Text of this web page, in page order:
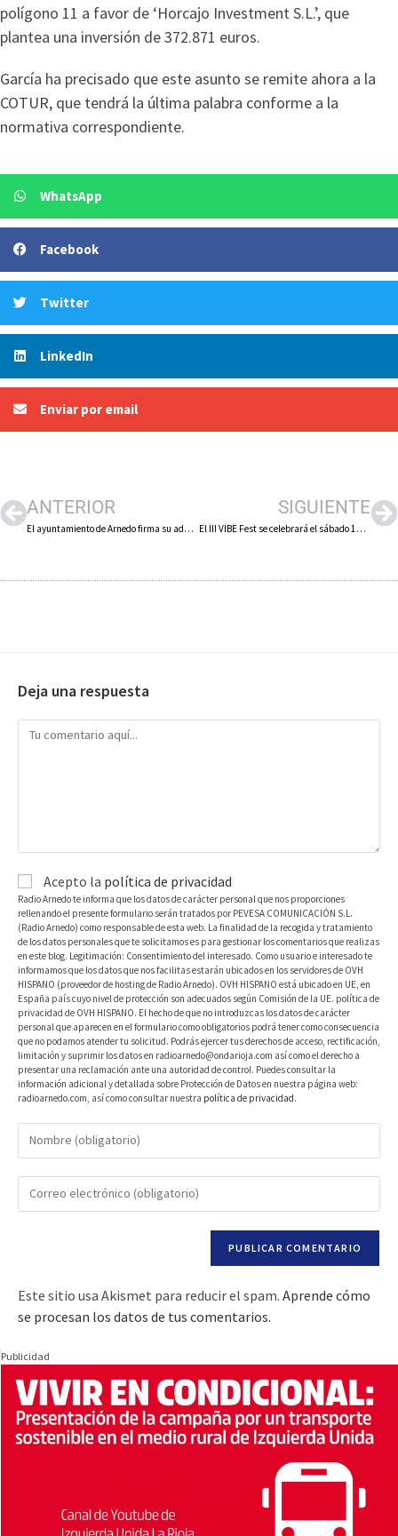
polígono 11 a favor de ‘Horcajo Investment S.L.’, que
plantea una inversión de 372.871 euros.
García ha precisado que este asunto se remite ahora a la
COTUR, que tendrá la última palabra conforme a la
normativa correspondiente.
WhatsApp
Facebook
Twitter
LinkedIn
Enviar por email
ANTERIOR
El ayuntamiento de Arnedo firma su adhesión a la Alianza País Contra la Pobreza Infantil
SIGUIENTE
El III VIBE Fest se celebrará el sábado 18 de junio
Deja una respuesta
Acepto la política de privacidad
Radio Arnedo te informa que los datos de carácter personal que nos proporciones
rellenando el presente formulario serán tratados por PEVESA COMUNICACIÓN S.L.
(Radio Arnedo) como responsable de esta web. La finalidad de la recogida y tratamiento
de los datos personales que te solicitamos es para gestionar los comentarios que realizas
en este blog. Legitimación: Consentimiento del interesado. Como usuario e interesado te
informamos que los datos que nos facilitas estarán ubicados en los servidores de OVH
HISPANO (proveedor de hosting de Radio Arnedo). OVH HISPANO está ubicado en UE, en
España país cuyo nivel de protección son adecuados según Comisión de la UE. política de
privacidad de OVH HISPANO. El hecho de que no introduzcas los datos de carácter
personal que aparecen en el formulario como obligatorios podrá tener como consecuencia
que no podamos atender tu solicitud. Podrás ejercer tus derechos de acceso, rectificación,
limitación y suprimir los datos en radioarnedo@ondarioja.com así como el derecho a
presentar una reclamación ante una autoridad de control. Puedes consultar la
información adicional y detallada sobre Protección de Datos en nuestra página web:
radioarnedo.com, así como consultar nuestra política de privacidad.
Este sitio usa Akismet para reducir el spam. Aprende cómo
se procesan los datos de tus comentarios.
Publicidad